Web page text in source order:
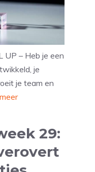
UP – Heb je een
je
je team en
29: